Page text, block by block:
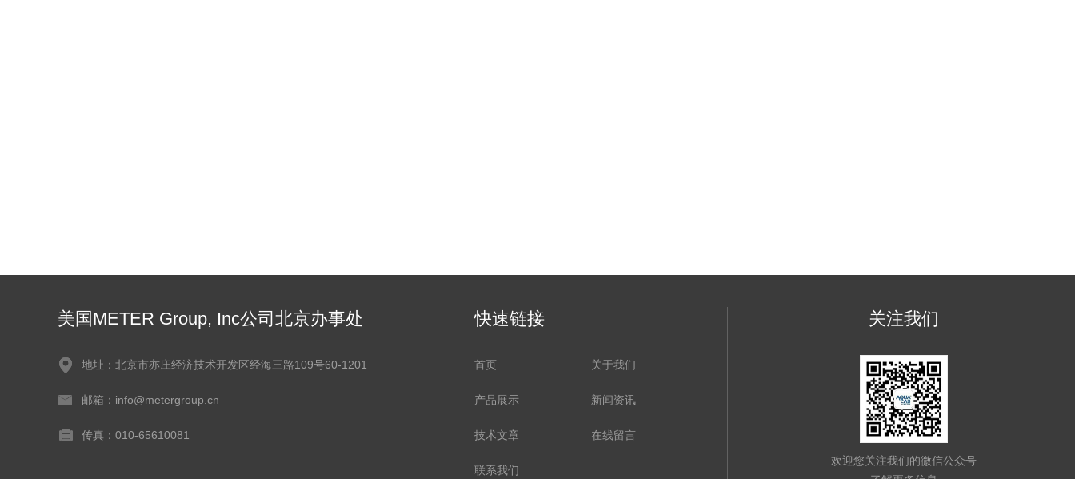
美国METER Group, Inc公司北京办事处
地址：北京市亦庄经济技术开发区经海三路109号60-1201
邮箱：info@metergroup.cn
传真：010-65610081
快速链接
首页 关于我们
产品展示 新闻资讯
技术文章 在线留言
联系我们
关注我们
欢迎您关注我们的微信公众号